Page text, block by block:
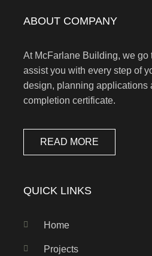
ABOUT COMPANY
At McFarlane Building, we go
assist you with every step of
design, planning applications
completion certificate.
READ MORE
QUICK LINKS
Home
Projects